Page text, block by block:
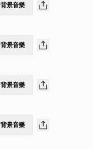
背景音樂
背景音樂
背景音樂
背景音樂